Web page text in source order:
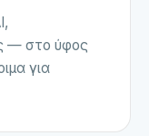
— στο ύφος
για